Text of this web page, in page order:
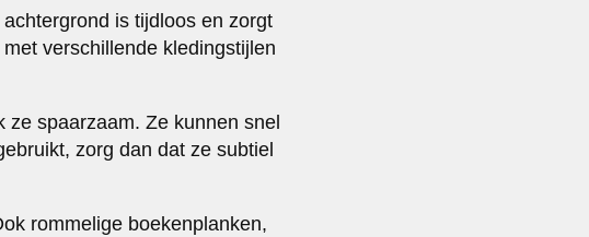
is tijdloos en zorgt
verschillende kledingstijlen
ze spaarzaam. Ze kunnen snel
zorg dan dat ze subtiel
rommelige boekenplanken,